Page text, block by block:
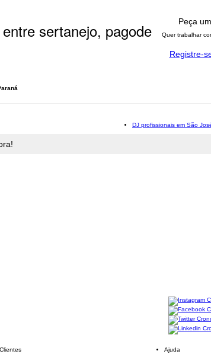
sertanejo, pagode Peça
DJ profissionais em São
Quer trabalhar
Registre-
Clientes
Ajuda